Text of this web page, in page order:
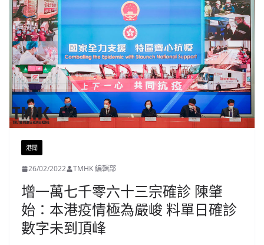
港聞
26/02/2022 TMHK 編輯部
增一萬七千零六十三宗確診 陳肇
始：本港疫情極為嚴峻 料單日確診
數字未到頂峰